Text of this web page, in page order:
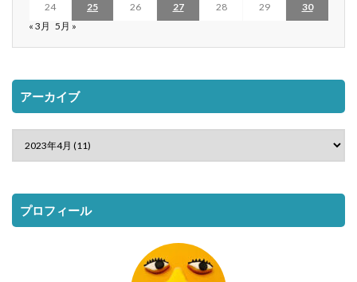
24 25 26 27 28 29
30
« 3月 5月 »
アーカイブ
プロフィール